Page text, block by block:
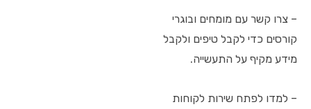
– צרו קשר עם מומחים ובוגרי
קורסים כדי לקבל טיפים ולקבל
מידע מקיף על התעשייה.
– למדו לפתח שירות לקוחות